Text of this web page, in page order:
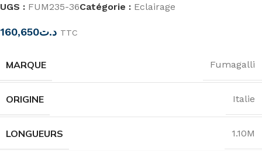
UGS : FUM235-36Catégorie : Eclairage
د.ت160,650 TTC
MARQUE Fumagalli
ORIGINE Italie
LONGUEURS 1.10M